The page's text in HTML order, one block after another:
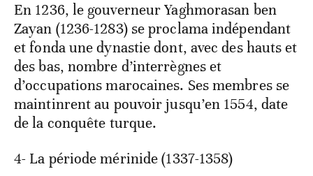
En 1236, le gouverneur Yaghmorasan ben
Zayan (1236-1283) se proclama indépendant
et fonda une dynastie dont, avec des hauts et
des bas, nombre d’interrègnes et
d’occupations marocaines. Ses membres se
maintinrent au pouvoir jusqu’en 1554, date
de la conquête turque.
4- La période mérinide (1337-1358)